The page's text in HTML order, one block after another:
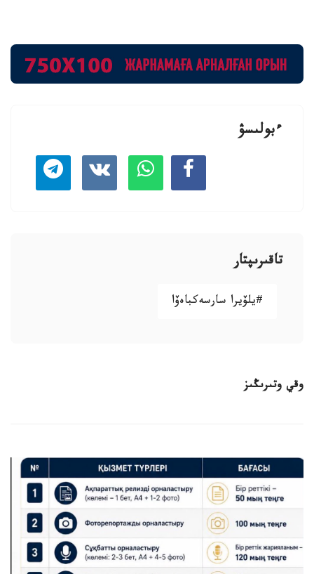
ءبولىسۋ
تاقىرىپتار
#يلۆيرا سارسەكباەۆا
وقي وتىرىڭىز